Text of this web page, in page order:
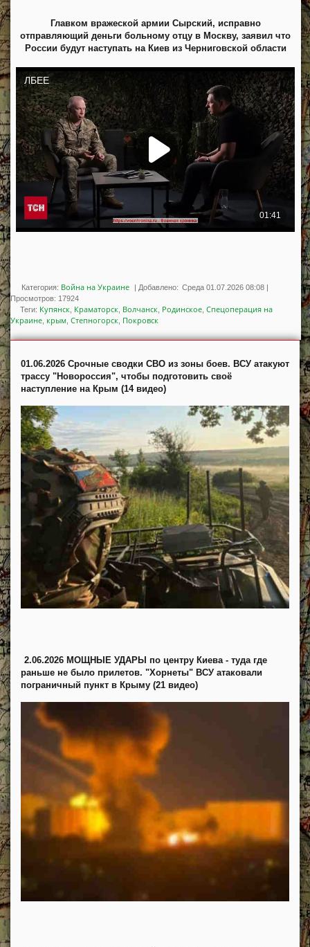
Главком вражеской армии Сырский, исправно
отправляющий деньги больному отцу в Москву, заявил что
России будут наступать на Киев из Черниговской области
Категория: Война на Украине | Добавлено: Среда 01.07.2026 08:08 |
Просмотров: 17924
Теги: Купянск Краматорск Волчанск Родинское ,Спецоперация на
Украине крым Степногорск Покровск
01.06.2026 Срочные сводки СВО из зоны боев. ВСУ атакуют
трассу "Новороссия", чтобы подготовить своё
наступление на Крым (14 видео)
2.06.2026 МОЩНЫЕ УДАРЫ по центру Киева - туда где
раньше не было прилетов. "Хорнеты" ВСУ атаковали
пограничный пункт в Крыму (21 видео)